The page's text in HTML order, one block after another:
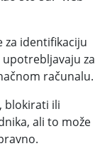
za identifikaciju
za
računalu.
blokirati ili
ali to može